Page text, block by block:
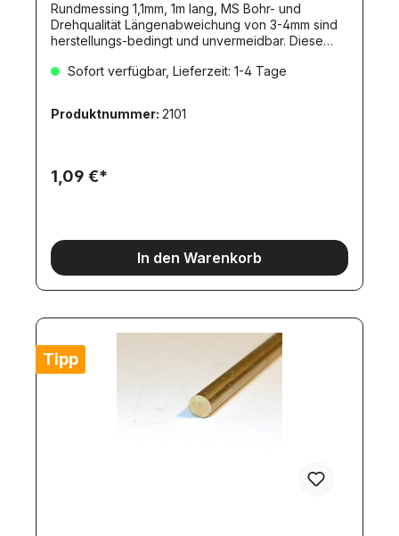
Rundmessing 1,1mm, 1m lang, MS Bohr- und
Drehqualität Längenabweichung von 3-4mm sind
herstellungs-bedingt und unvermeidbar. Diese
erfordert aufgrund seine Länge den Versand als
Sofort verfügbar, Lieferzeit: 1-4 Tage
Produktnummer: 2101
1,09 €*
In den Warenkorb
Tipp